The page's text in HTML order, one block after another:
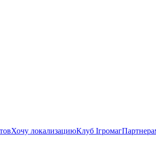
Хочу локализациюКлуб Ігромаг